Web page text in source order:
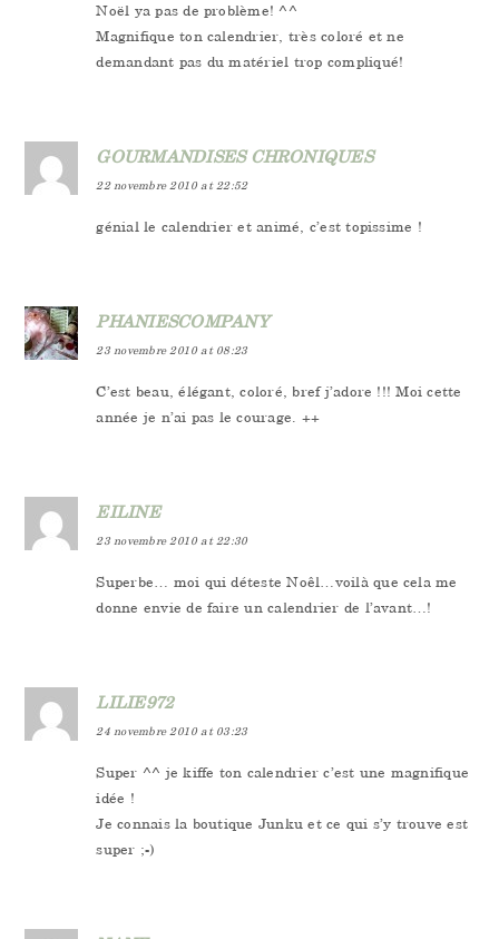
Noël ya pas de problème! ^^
Magnifique ton calendrier, très coloré et ne
demandant pas du matériel trop compliqué!
GOURMANDISES CHRONIQUES
22 novembre 2010 at 22:52
génial le calendrier et animé, c’est topissime !
PHANIESCOMPANY
23 novembre 2010 at 08:23
C’est beau, élégant, coloré, bref j’adore !!! Moi cette
année je n’ai pas le courage. ++
EILINE
23 novembre 2010 at 22:30
Superbe… moi qui déteste Noêl…voilà que cela me
donne envie de faire un calendrier de l’avant…!
LILIE972
24 novembre 2010 at 03:23
Super ^^ je kiffe ton calendrier c’est une magnifique
idée !
Je connais la boutique Junku et ce qui s’y trouve est
super ;-)